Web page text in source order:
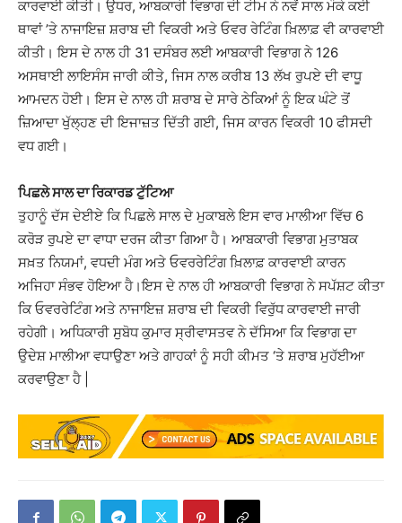
ਕਾਰਵਾਈ ਕੀਤੀ। ਉਧਰ, ਆਬਕਾਰੀ ਵਿਭਾਗ ਦੀ ਟੀਮ ਨੇ ਨਵੇਂ ਸਾਲ ਮੌਕੇ ਕਈ
ਥਾਵਾਂ ’ਤੇ ਨਾਜਾਇਜ਼ ਸ਼ਰਾਬ ਦੀ ਵਿਕਰੀ ਅਤੇ ਓਵਰ ਰੇਟਿੰਗ ਖ਼ਿਲਾਫ਼ ਵੀ ਕਾਰਵਾਈ
ਕੀਤੀ। ਇਸ ਦੇ ਨਾਲ ਹੀ 31 ਦਸੰਬਰ ਲਈ ਆਬਕਾਰੀ ਵਿਭਾਗ ਨੇ 126
ਅਸਥਾਈ ਲਾਇਸੰਸ ਜਾਰੀ ਕੀਤੇ, ਜਿਸ ਨਾਲ ਕਰੀਬ 13 ਲੱਖ ਰੁਪਏ ਦੀ ਵਾਧੂ
ਆਮਦਨ ਹੋਈ। ਇਸ ਦੇ ਨਾਲ ਹੀ ਸ਼ਰਾਬ ਦੇ ਸਾਰੇ ਠੇਕਿਆਂ ਨੂੰ ਇਕ ਘੰਟੇ ਤੋਂ
ਜ਼ਿਆਦਾ ਖੁੱਲ੍ਹਣ ਦੀ ਇਜਾਜ਼ਤ ਦਿੱਤੀ ਗਈ, ਜਿਸ ਕਾਰਨ ਵਿਕਰੀ 10 ਫੀਸਦੀ
ਵਧ ਗਈ।
ਪਿਛਲੇ ਸਾਲ ਦਾ ਰਿਕਾਰਡ ਟੁੱਟਿਆ
ਤੁਹਾਨੂੰ ਦੱਸ ਦੇਈਏ ਕਿ ਪਿਛਲੇ ਸਾਲ ਦੇ ਮੁਕਾਬਲੇ ਇਸ ਵਾਰ ਮਾਲੀਆ ਵਿੱਚ 6
ਕਰੋੜ ਰੁਪਏ ਦਾ ਵਾਧਾ ਦਰਜ ਕੀਤਾ ਗਿਆ ਹੈ। ਆਬਕਾਰੀ ਵਿਭਾਗ ਮੁਤਾਬਕ
ਸਖ਼ਤ ਨਿਯਮਾਂ, ਵਧਦੀ ਮੰਗ ਅਤੇ ਓਵਰਰੇਟਿੰਗ ਖ਼ਿਲਾਫ਼ ਕਾਰਵਾਈ ਕਾਰਨ
ਅਜਿਹਾ ਸੰਭਵ ਹੋਇਆ ਹੈ।ਇਸ ਦੇ ਨਾਲ ਹੀ ਆਬਕਾਰੀ ਵਿਭਾਗ ਨੇ ਸਪੱਸ਼ਟ ਕੀਤਾ
ਕਿ ਓਵਰਰੇਟਿੰਗ ਅਤੇ ਨਾਜਾਇਜ਼ ਸ਼ਰਾਬ ਦੀ ਵਿਕਰੀ ਵਿਰੁੱਧ ਕਾਰਵਾਈ ਜਾਰੀ
ਰਹੇਗੀ। ਅਧਿਕਾਰੀ ਸੁਬੋਧ ਕੁਮਾਰ ਸ੍ਰੀਵਾਸਤਵ ਨੇ ਦੱਸਿਆ ਕਿ ਵਿਭਾਗ ਦਾ
ਉਦੇਸ਼ ਮਾਲੀਆ ਵਧਾਉਣਾ ਅਤੇ ਗਾਹਕਾਂ ਨੂੰ ਸਹੀ ਕੀਮਤ ‘ਤੇ ਸ਼ਰਾਬ ਮੁਹੱਈਆ
ਕਰਵਾਉਣਾ ਹੈ |